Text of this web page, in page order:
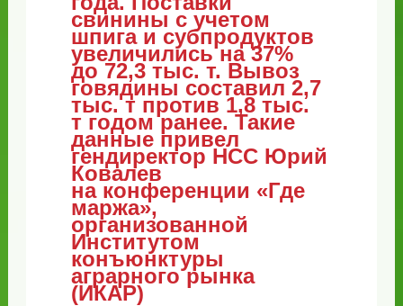
свинины с учетом
шпига и субпродуктов
увеличились на 37%
до 72,3 тыс. т. Вывоз
говядины составил 2,7
тыс. т против 1,8 тыс.
т годом ранее. Такие
данные привел
гендиректор НСС Юрий
Ковалев
на конференции «Где
маржа»,
организованной
Институтом
конъюнктуры
аграрного рынка
(ИКАР)